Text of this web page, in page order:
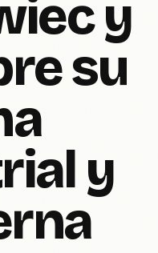
y
su
y